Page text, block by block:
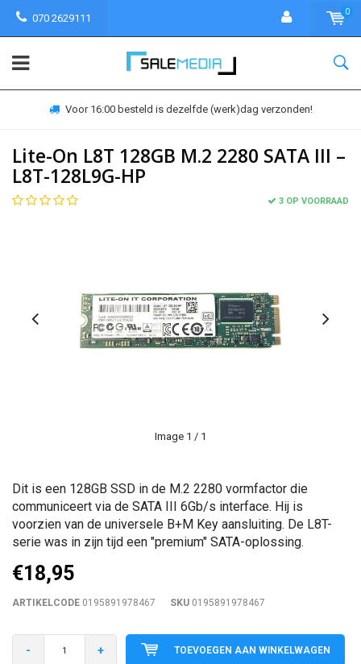
070 2629111
0
Voor 16:00 besteld is dezelfde (werk)dag verzonden!
Lite-On L8T 128GB M.2 2280 SATA III –
L8T-128L9G-HP
3 OP VOORRAAD
Image 1 / 1
Dit is een 128GB SSD in de M.2 2280 vormfactor die
communiceert via de SATA III 6Gb/s interface. Hij is
voorzien van de universele B+M Key aansluiting. De L8T-
serie was in zijn tijd een "premium" SATA-oplossing.
€18,95
ARTIKELCODE 0195891978467 SKU 0195891978467
- + TOEVOEGEN AAN WINKELWAGEN